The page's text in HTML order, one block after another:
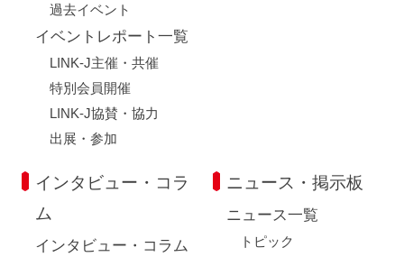
過去イベント
イベントレポート一覧
LINK-J主催・共催
特別会員開催
LINK-J協賛・協力
出展・参加
インタビュー・コラ
ム
インタビュー・コラム
ニュース・掲示板
ニュース一覧
トピック